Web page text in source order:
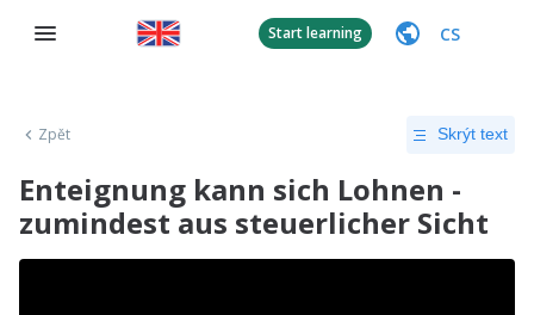
Start learning CS
Zpět Skrýt text
Enteignung kann sich Lohnen -
zumindest aus steuerlicher Sicht